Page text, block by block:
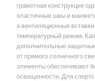
грамотная конструкция
эластичные швы и
а вентиляционные
температурный режим.
дополнительные
от прямого солнечного
элементы обеспечивают
освещенности. Для